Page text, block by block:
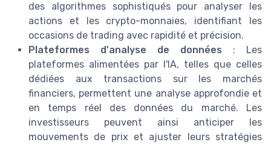
des algorithmes sophistiqués pour analyser les
actions et les crypto-monnaies, identifiant les
occasions de trading avec rapidité et précision.
Plateformes d'analyse de données : Les
plateformes alimentées par l'IA, telles que celles
dédiées aux transactions sur les marchés
financiers, permettent une analyse approfondie et
en temps réel des données du marché. Les
investisseurs peuvent ainsi anticiper les
mouvements de prix et ajuster leurs stratégies